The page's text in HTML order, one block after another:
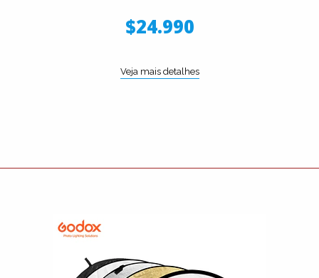
$24.990
Veja mais detalhes